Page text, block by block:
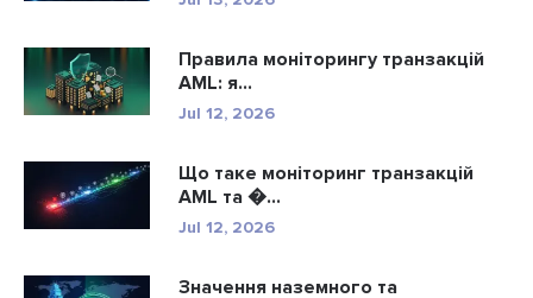
Правила моніторингу транзакцій
AML: я...
Jul 12, 2026
Що таке моніторинг транзакцій
AML та �...
Jul 12, 2026
Значення наземного та